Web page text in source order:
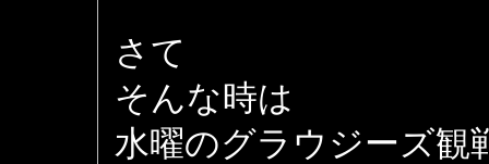
さて
そんな時は
水曜のグラウジーズ観